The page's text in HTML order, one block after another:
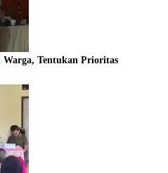
Warga, Tentukan Prioritas